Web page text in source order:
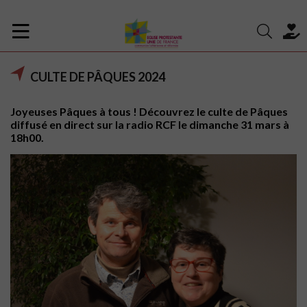
CULTE DE PÂQUES 2024
Joyeuses Pâques à tous ! Découvrez le culte de Pâques
diffusé en direct sur la radio RCF le dimanche 31 mars à
18h00.